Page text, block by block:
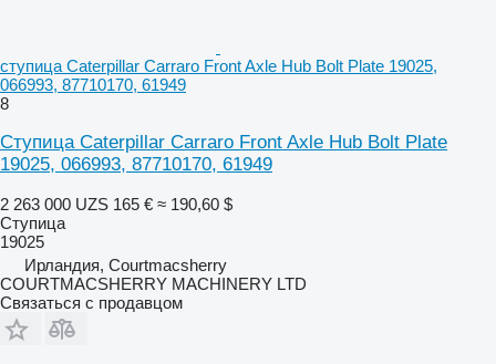
ступица Caterpillar Carraro Front Axle Hub Bolt Plate 19025,
066993, 87710170, 61949
8
Ступица Caterpillar Carraro Front Axle Hub Bolt Plate
19025, 066993, 87710170, 61949
2 263 000 UZS 165 € ≈ 190,60 $
Ступица
19025
Ирландия, Courtmacsherry
COURTMACSHERRY MACHINERY LTD
Связаться с продавцом